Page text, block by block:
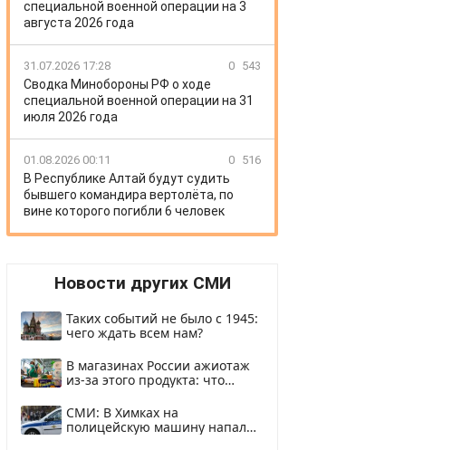
специальной военной операции на 3
августа 2026 года
31.07.2026 17:28 0 543
Сводка Минобороны РФ о ходе
специальной военной операции на 31
июля 2026 года
01.08.2026 00:11 0 516
В Республике Алтай будут судить
бывшего командира вертолёта, по
вине которого погибли 6 человек
Новости других СМИ
Таких событий не было с 1945:
чего ждать всем нам?
В магазинах России ажиотаж
из-за этого продукта: что
СМИ: В Химках на
полицейскую машину напали